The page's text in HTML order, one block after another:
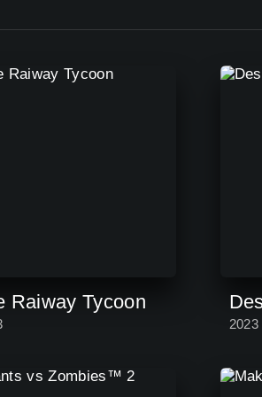
Raiway Tycoon
2023